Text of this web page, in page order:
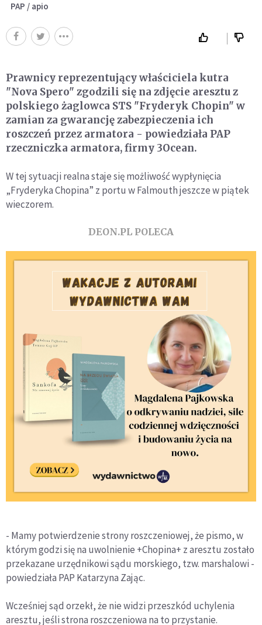
PAP / apio
Prawnicy reprezentujący właściciela kutra
"Nova Spero" zgodzili się na zdjęcie aresztu z
polskiego żaglowca STS "Fryderyk Chopin" w
zamian za gwarancję zabezpieczenia ich
roszczeń przez armatora - powiedziała PAP
rzeczniczka armatora, firmy 3Ocean.
W tej sytuacji realna staje się możliwość wypłynięcia
„Fryderyka Chopina” z portu w Falmouth jeszcze w piątek
wieczorem.
DEON.PL POLECA
- Mamy potwierdzenie strony roszczeniowej, że pismo, w
którym godzi się na uwolnienie +Chopina+ z aresztu zostało
przekazane urzędnikowi sądu morskiego, tzw. marshalowi -
powiedziała PAP Katarzyna Zając.
Wcześniej sąd orzekł, że nie widzi przeszkód uchylenia
aresztu, jeśli strona roszczeniowa na to przystanie.